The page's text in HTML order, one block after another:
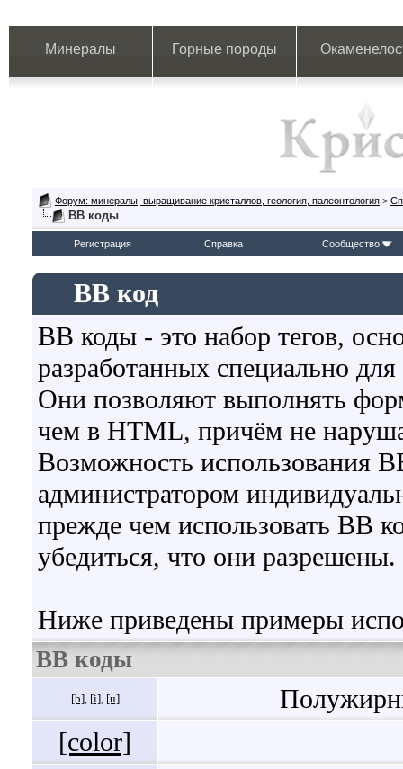
Минералы Горные породы
Форум: минералы, выращивание кристаллов, геология, палеонтология >
BB коды
Регистрация Справка Сообщество
BB код
BB коды - это набор тегов,
разработанных специально
Они позволяют выполнять
чем в HTML, причём не
Возможность использования
администратором
прежде чем использовать BB
убедиться, что они разрешены.
Ниже приведены примеры
BB коды
[b], [i], [u]
[color]